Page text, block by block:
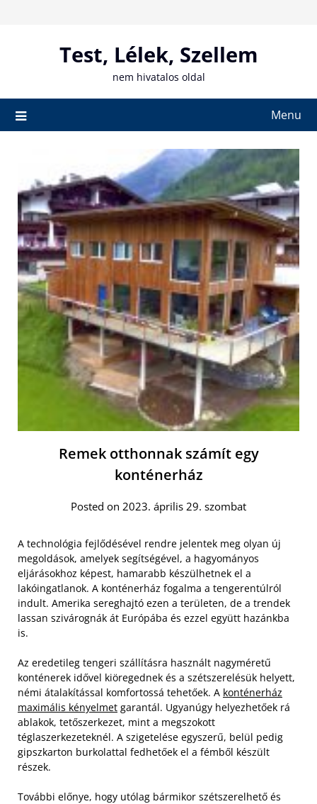
Test, Lélek, Szellem
nem hivatalos oldal
Menu
Remek otthonnak számít egy
konténerház
Posted on 2023. április 29. szombat
A technológia fejlődésével rendre jelentek meg olyan új
megoldások, amelyek segítségével, a hagyományos
eljárásokhoz képest, hamarabb készülhetnek el a
lakóingatlanok. A konténerház fogalma a tengerentúlról
indult. Amerika sereghajtó ezen a területen, de a trendek
lassan szivárognák át Európába és ezzel együtt hazánkba
is.
Az eredetileg tengeri szállításra használt nagyméretű
konténerek idővel kiöregednek és a szétszerelésük helyett,
némi átalakítással komfortossá tehetőek. A konténerház
maximális kényelmet garantál. Ugyanúgy helyezhetőek rá
ablakok, tetőszerkezet, mint a megszokott
téglaszerkezeteknél. A szigetelése egyszerű, belül pedig
gipszkarton burkolattal fedhetőek el a fémből készült
részek.
További előnye, hogy utólag bármikor szétszerelhető és